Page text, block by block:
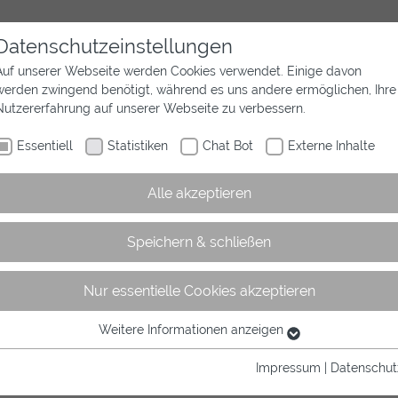
Aktuelles Wir sind Westfalen
unserer Webseite werden Cookies verwendet. Einige davon
zwingend benötigt, während es uns andere ermöglichen, Ihre
auf unserer Webseite zu verbessern.
Essentiell Statistiken Chat Bot Externe Inhalte
Alle akzeptieren
Speichern & schließen
Nur essentielle Cookies akzeptieren
Essentielle Cookies werden für grundlegende Funktionen der
Weitere Informationen anzeigen
Impressum